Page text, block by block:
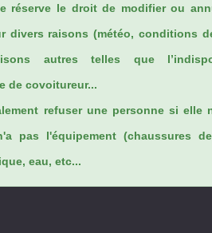
réserve le droit de modifier ou
divers raisons (météo, conditions
autres telles que
de covoitureur...
refuser une personne si elle
pas l'équipement (chaussures
eau, etc...